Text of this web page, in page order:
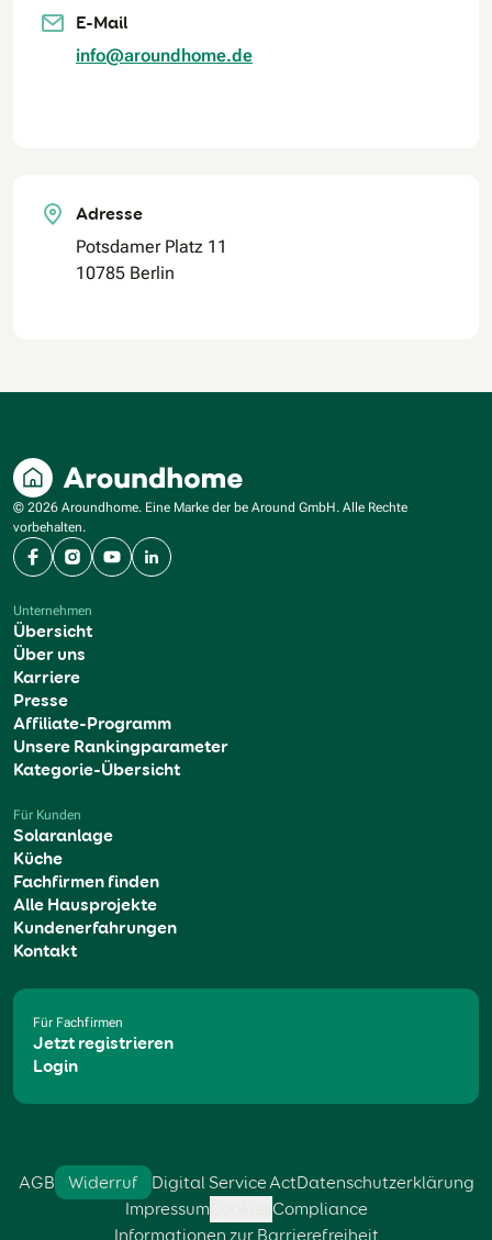
E-Mail
info@aroundhome.de
Adresse
Potsdamer Platz 11
10785 Berlin
© 2026 Aroundhome. Eine Marke der be Around GmbH. Alle Rechte
vorbehalten.
FacebookInstagram
YouTubeLinkedIn
Unternehmen
Übersicht
Über uns
Karriere
Presse
Affiliate-Programm
Unsere Rankingparameter
Kategorie-Übersicht
Für Kunden
Solaranlage
Küche
Fachfirmen finden
Alle Hausprojekte
Kundenerfahrungen
Kontakt
Für Fachfirmen
Jetzt registrieren
Login
AGB Widerruf Digital Service ActDatenschutzerklärung
Impressum
Compliance
Informationen zur Barrierefreiheit